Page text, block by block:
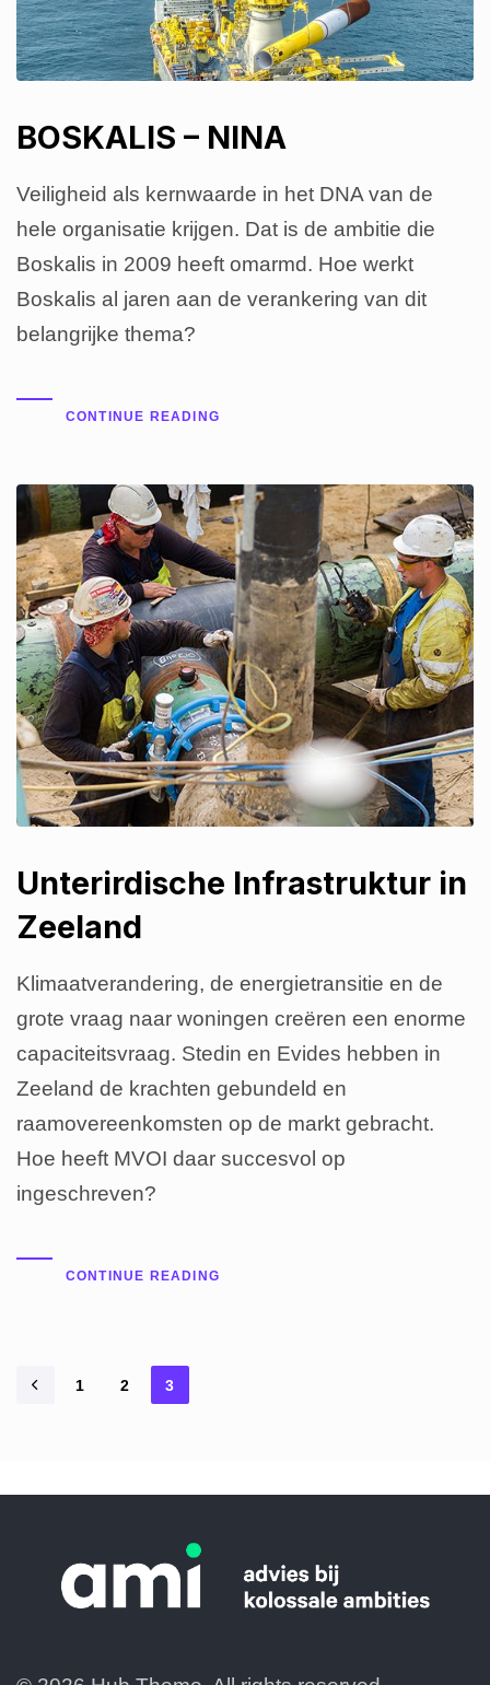
BOSKALIS – NINA
Veiligheid als kernwaarde in het DNA van de
hele organisatie krijgen. Dat is de ambitie die
Boskalis in 2009 heeft omarmd. Hoe werkt
Boskalis al jaren aan de verankering van dit
belangrijke thema?
CONTINUE READING
Unterirdische Infrastruktur in
Zeeland
Klimaatverandering, de energietransitie en de
grote vraag naar woningen creëren een enorme
capaciteitsvraag. Stedin en Evides hebben in
Zeeland de krachten gebundeld en
raamovereenkomsten op de markt gebracht.
Hoe heeft MVOI daar succesvol op
ingeschreven?
CONTINUE READING
1 2 3